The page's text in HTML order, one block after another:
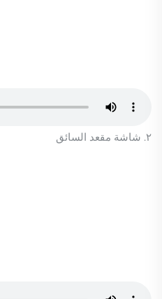
٢. شاشة مقعد السائق